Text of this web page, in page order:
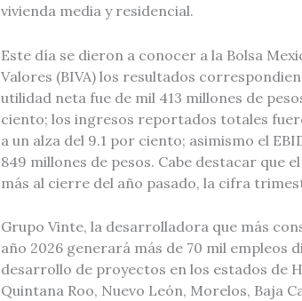
vivienda media y residencial.
Este día se dieron a conocer a la Bolsa
Valores (BIVA) los resultados
utilidad neta fue de mil 413 millones de
ciento; los ingresos reportados totales
a un alza del 9.1 por ciento; asimismo el
849 millones de pesos. Cabe destacar que
más al cierre del año pasado, la cifra
Grupo Vinte, la desarrolladora que más
año 2026 generará más de 70 mil
desarrollo de proyectos en los estados de
Quintana Roo, Nuevo León, Morelos, Baja